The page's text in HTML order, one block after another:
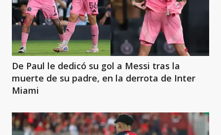
De Paul le dedicó su gol a Messi tras la
muerte de su padre, en la derrota de Inter
Miami